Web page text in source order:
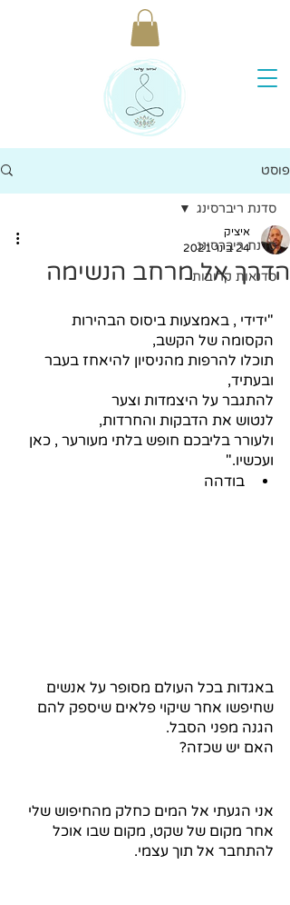
פוסט
סדנת ריברסינג
סדנאות קרובות
סדנת ריברסינג
הדרך אל מרחב הנשימה
איציק
24 בינו׳ 2021
"ידידי , באמצעות ביסוס הבהירות
הקסומה של הקשב,
תוכלו להרפות מהניסיון להיאחז בעבר
ובעתיד,
להתגבר על היצמדות וצער
לנטוש את הדבקות והחרדות,
ולעורר בליבכם חופש בלתי מעורער , כאן
ועכשיו."
בודהה
באגדות בכל העולם מסופר על אנשים
שחיפשו אחר שיקוי פלאים שיספק להם
הגנה מפני הסבל.
האם יש שכזה?
אני הגעתי אל המים כחלק מהחיפוש שלי
אחר מקום של שקט, מקום שבו אוכל
להתחבר אל תוך עצמי.